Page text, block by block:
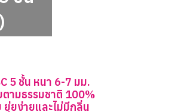
5 ชั้น หนา 6-7 มม.
ามธรรมชาติ 100%
ยง่ายและไม่มีกลิ่น